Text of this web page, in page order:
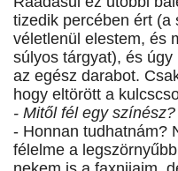
tizedik percében ért (a
véletlenül elestem, és
súlyos tárgyat), és
az egész darabot.
hogy eltörött a
- Mitől fél egy színész?
- Honnan tudhatnám?
félelme a